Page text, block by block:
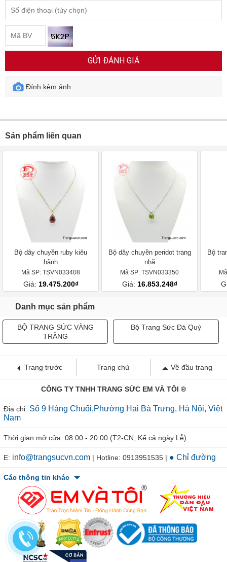
GỬI ĐÁNH GIÁ
Đính kèm ảnh
Sản phẩm liên quan
Bộ dây chuyền ruby kiêu
hãnh
Mã SP: TSVN033408
Giá: 19.475.200₫
Bộ dây chuyền peridot trang
nhã
Mã SP: TSVN033350
Giá: 16.853.248₫
Bộ
Danh mục sản phẩm
BỘ TRANG SỨC VÀNG
TRẮNG
Bộ Trang Sức Đá Quý
Trang trước Trang chủ Về đầu trang
CÔNG TY TNHH TRANG SỨC EM VÀ TÔI ®
Địa chỉ: Số 9 Hàng Chuối,Phường Hai Bà Trưng, Hà Nội, Việt
Nam
Thời gian mở cửa: 08:00 - 20:00 (T2-CN, Kể cả ngày Lễ)
E: info@trangsucvn.com | Hotline: 0913951535 | ● Chỉ đường
Các thông tin khác